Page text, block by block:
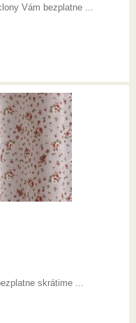
Vám bezplatne ...
skrátime ...